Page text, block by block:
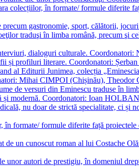
colecțiilor, în formate/ formule diferite
precum gastronomie, sport, călătorii,
traduşi în limba română, precum
dialoguri culturale.
și profiluri literare. Coordonatori:
al Editurii Junimea, colecția
Mihai CIMPOI (Chișinău),
de versuri din Eminescu traduse în
și modernă. Coordonatori: Ioan
nu doar de strictă specialitate, ci
în formate/ formule diferite față
de un cunoscut roman al lui Costache
unor autori de prestigiu, în domeniul